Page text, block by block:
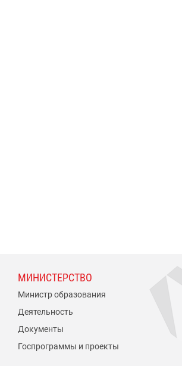
МИНИСТЕРСТВО
Министр образования
Деятельность
Документы
Госпрограммы и проекты